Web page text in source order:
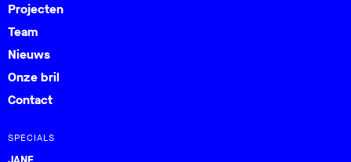
Projecten
Team
Nieuws
Onze bril
Contact
SPECIALS